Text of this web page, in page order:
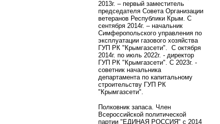
2013г. – первый заместитель
председателя Совета Организации
ветеранов Республики Крым. С
сентября 2014г. – начальник
Симферопольского управления по
эксплуатации газового хозяйства
ГУП РК "Крымгазсети".
С октября
2014г. по июль 2022г. - директор
ГУП РК "Крымгазсети". С 2023г. -
советник начальника
департамента по капитальному
строительству ГУП РК
"Крымгазсети".
Полковник запаса. Член
Всероссийской политической
партии "ЕДИНАЯ РОССИЯ" c 2014